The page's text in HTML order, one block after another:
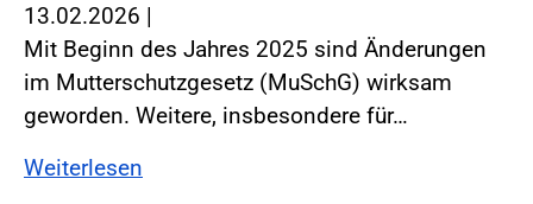
13.02.2026 |
Mit Beginn des Jahres 2025 sind Änderungen
im Mutterschutzgesetz (MuSchG) wirksam
geworden. ­Weitere, insbesondere für…
Weiterlesen